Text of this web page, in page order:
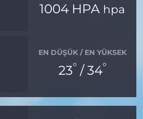
1004 HPA hpa
EN DÜŞÜK / EN YÜKSEK
23° / 34°